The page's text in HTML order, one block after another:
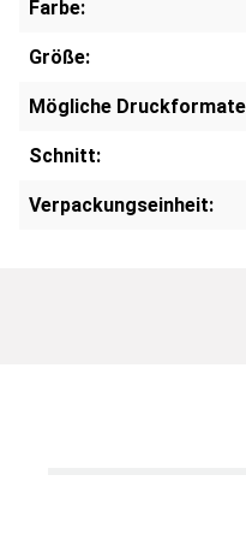
Farbe:
Größe:
Mögliche
Schnitt:
Verpackungseinheit: